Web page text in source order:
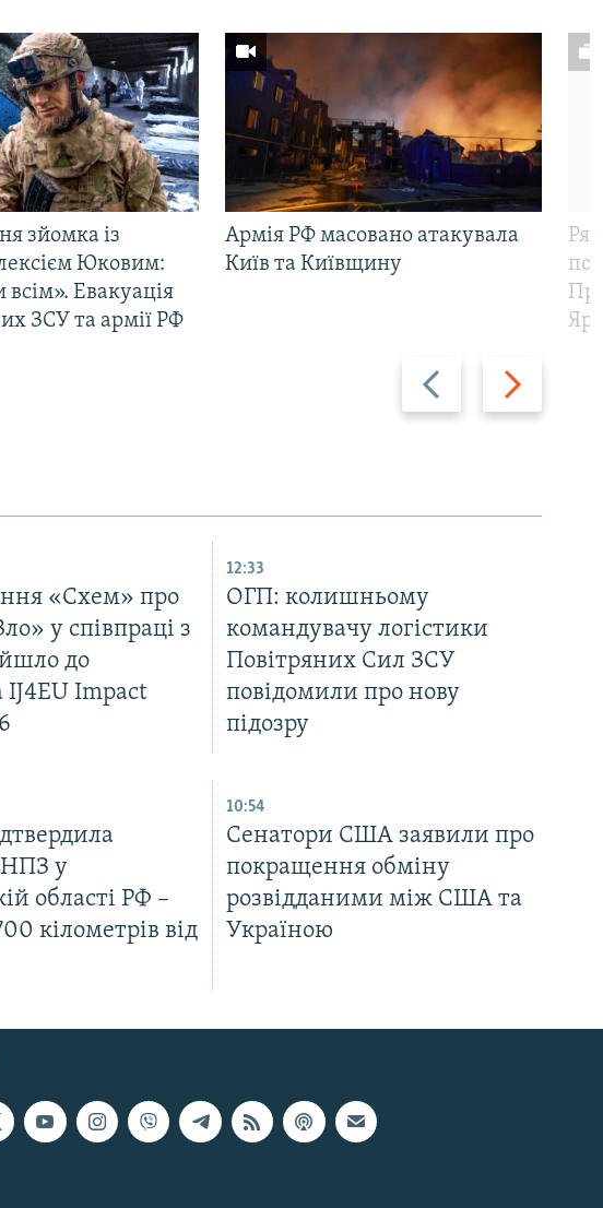
Назад Вперед
зйомка із
Юковим:
Евакуація
ЗСУ та армії РФ
Армія РФ масовано атакувала
Київ та Київщину
«Схем» про
у співпраці з
до
Impact
12:33
ОГП: колишньому
командувачу логістики
Повітряних Сил ЗСУ
повідомили про нову
підозру
у
області РФ –
кілометрів від
10:54
Сенатори США заявили про
покращення обміну
розвідданими між США та
Україною